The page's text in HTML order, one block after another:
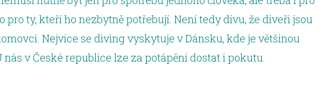
pro ty, kteří ho nezbytně potřebují. Není tedy divu, že diveři jsou
Nejvíce se diving vyskytuje v Dánsku, kde je většinou
nás v České republice lze za potápění dostat i pokutu.